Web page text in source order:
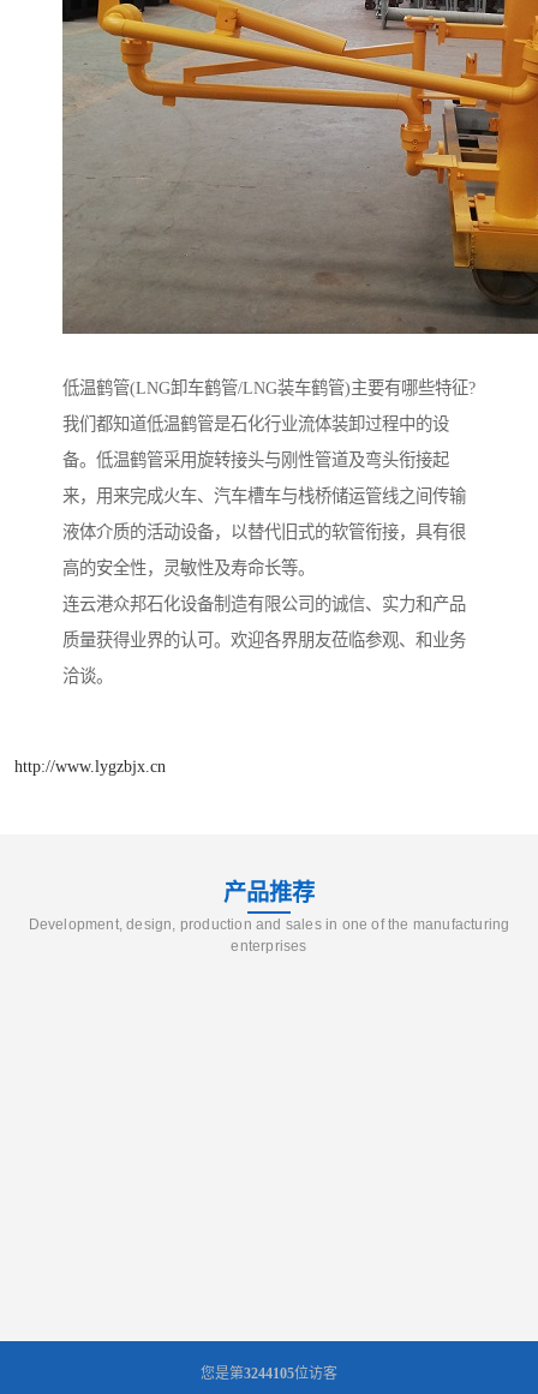
低温鹤管(LNG卸车鹤管/LNG装车鹤管)主要有哪些特征?
我们都知道低温鹤管是石化行业流体装卸过程中的设
备。低温鹤管采用旋转接头与刚性管道及弯头衔接起
来，用来完成火车、汽车槽车与栈桥储运管线之间传输
液体介质的活动设备，以替代旧式的软管衔接，具有很
高的安全性，灵敏性及寿命长等。
连云港众邦石化设备制造有限公司的诚信、实力和产品
质量获得业界的认可。欢迎各界朋友莅临参观、和业务
洽谈。
http://www.lygzbjx.cn
产品推荐
Development, design, production and sales in one of the manufacturing
enterprises
您是第3244105位访客